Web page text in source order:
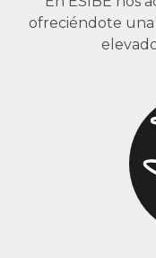
ofreciéndote